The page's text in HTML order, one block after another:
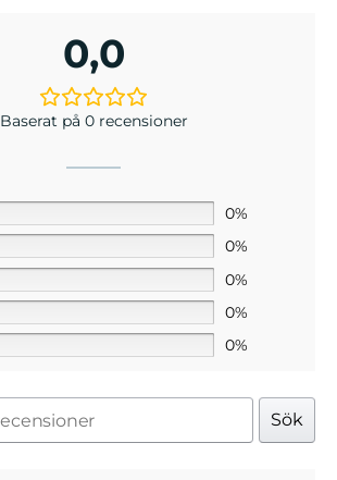
0,0
Baserat på 0 recensioner
0%
0%
0%
0%
0%
Sök